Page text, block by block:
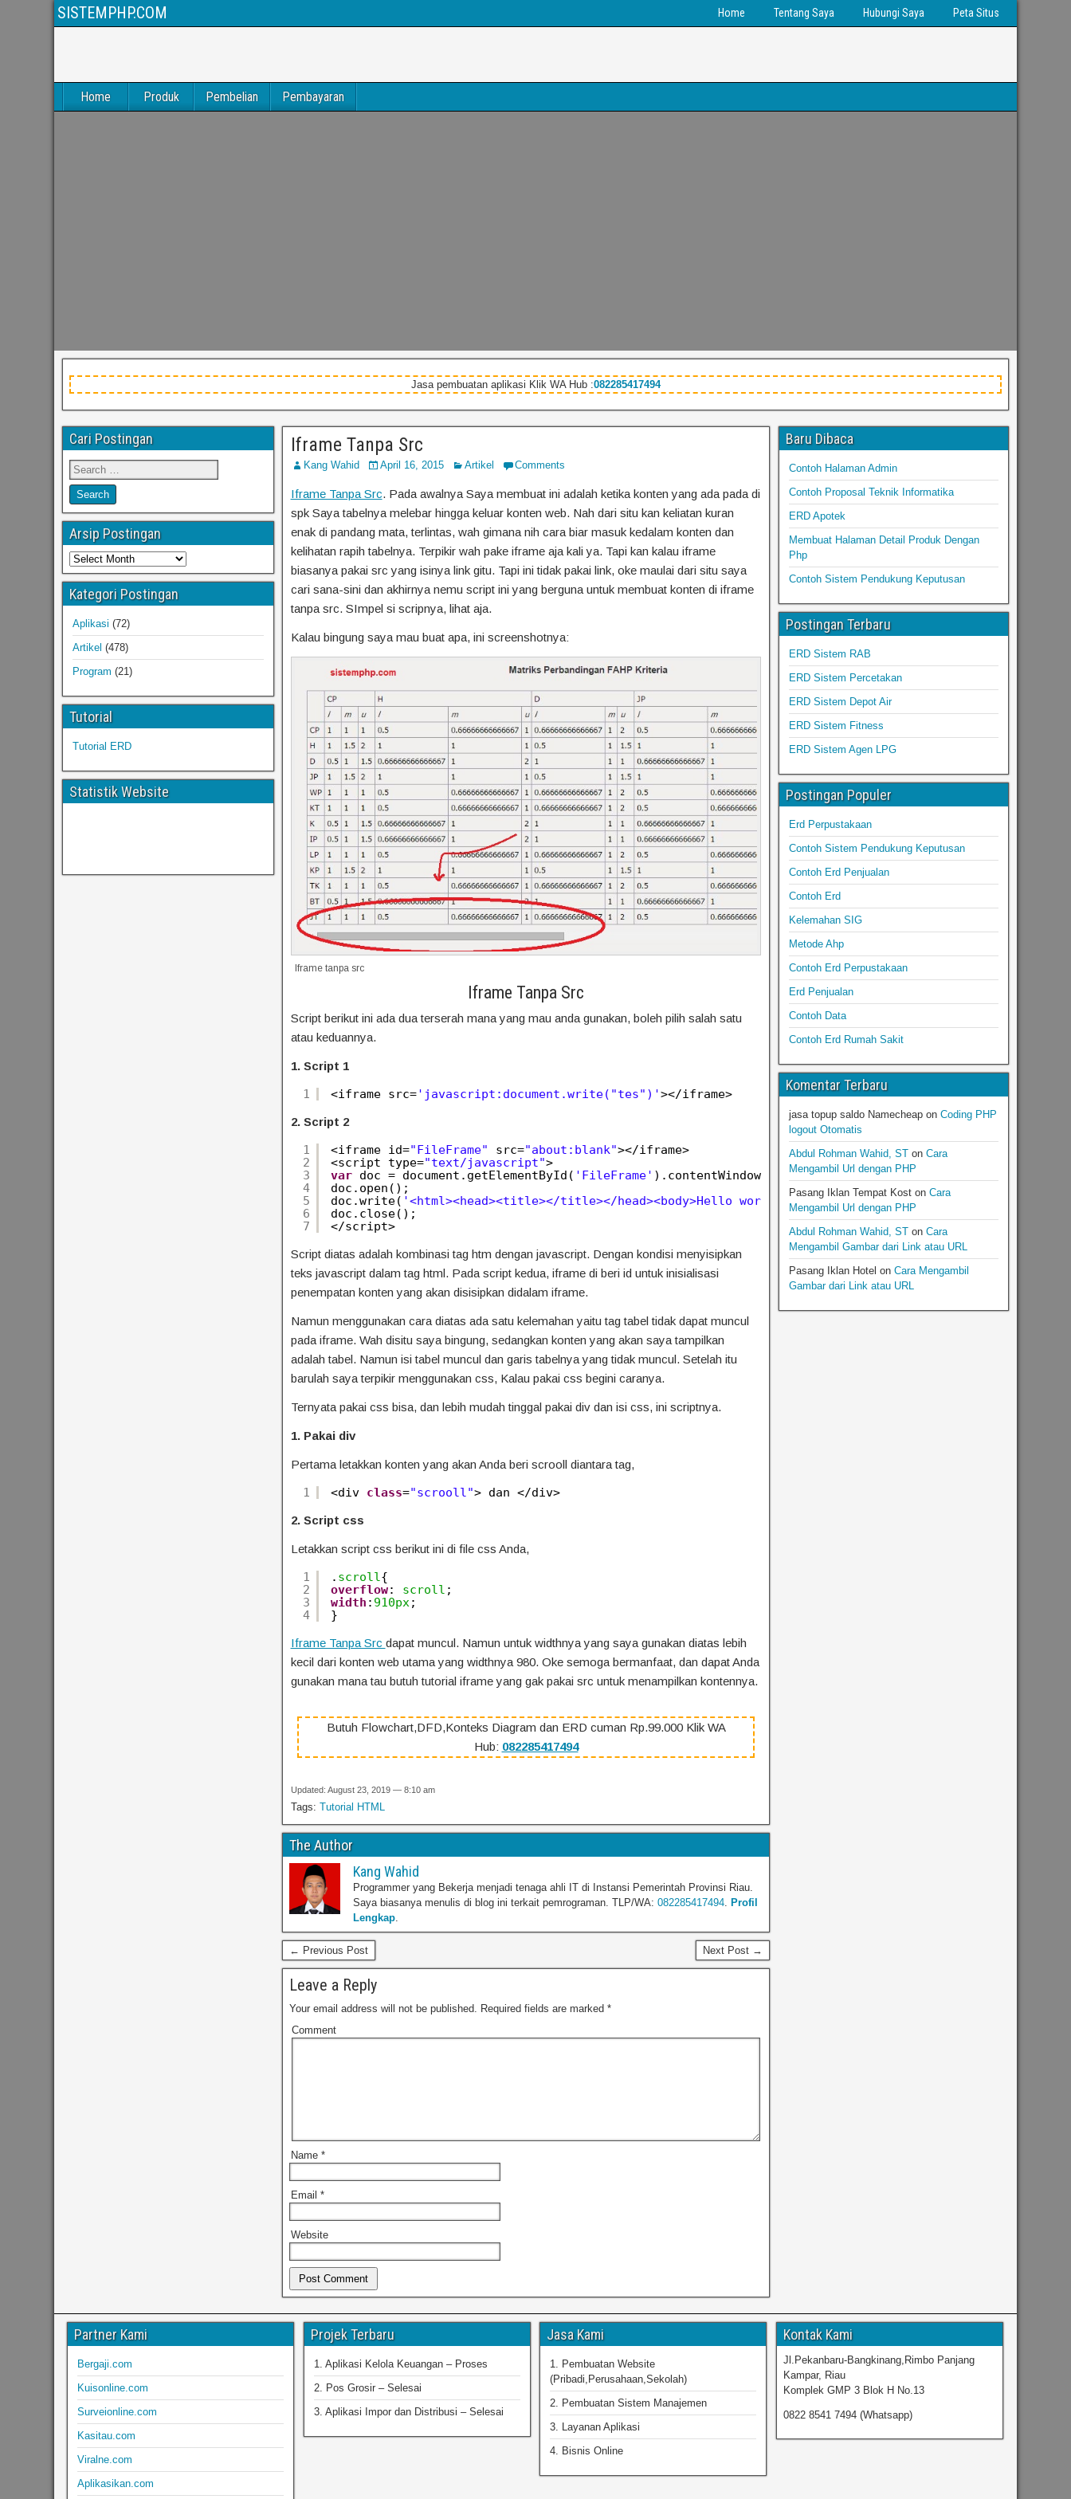
SISTEMPHP.COM Home Tentang Saya Hubungi Saya Peta Situs
Home Produk Pembelian Pembayaran
Jasa pembuatan aplikasi Klik WA Hub :082285417494
Iframe Tanpa Src
Kang Wahid April 16, 2015 Artikel Comments
Iframe Tanpa Src. Pada awalnya Saya membuat ini adalah ketika konten yang ada pada di
spk Saya tabelnya melebar hingga keluar konten web. Nah dari situ kan keliatan kuran
enak di pandang mata, terlintas, wah gimana nih cara biar masuk kedalam konten dan
kelihatan rapih tabelnya. Terpikir wah pake iframe aja kali ya. Tapi kan kalau iframe
biasanya pakai src yang isinya link gitu. Tapi ini tidak pakai link, oke maulai dari situ saya
cari sana-sini dan akhirnya nemu script ini yang berguna untuk membuat konten di iframe
tanpa src. SImpel si scripnya, lihat aja.
Kalau bingung saya mau buat apa, ini screenshotnya:
Iframe tanpa src
Iframe Tanpa Src
Script berikut ini ada dua terserah mana yang mau anda gunakan, boleh pilih salah satu
atau keduannya.
1. Script 1
1 <iframe src='javascript:document.write("tes")'></iframe>
2. Script 2
1
2
3
4
5
6
7
<iframe id="FileFrame" src="about:blank"></iframe>
<script type="text/javascript">
var doc = document.getElementById( 'FileFrame' ).contentWindow.document;
doc.open();
doc.write( '<html><head><title></title></head><body>Hello world.</body></html>' );
doc.close();
</script>
Script diatas adalah kombinasi tag htm dengan javascript. Dengan kondisi menyisipkan
teks javascript dalam tag html. Pada script kedua, iframe di beri id untuk inisialisasi
penempatan konten yang akan disisipkan didalam iframe.
Namun menggunakan cara diatas ada satu kelemahan yaitu tag tabel tidak dapat muncul
pada iframe. Wah disitu saya bingung, sedangkan konten yang akan saya tampilkan
adalah tabel. Namun isi tabel muncul dan garis tabelnya yang tidak muncul. Setelah itu
barulah saya terpikir menggunakan css, Kalau pakai css begini caranya.
Ternyata pakai css bisa, dan lebih mudah tinggal pakai div dan isi css, ini scriptnya.
1. Pakai div
Pertama letakkan konten yang akan Anda beri scrooll diantara tag,
1 <div class="scrooll"> dan </div>
2. Script css
Letakkan script css berikut ini di file css Anda,
1
2
3
4
. scroll{
overflow: scroll ;
width : 910px;
}
Iframe Tanpa Src dapat muncul. Namun untuk widthnya yang saya gunakan diatas lebih
kecil dari konten web utama yang widthnya 980. Oke semoga bermanfaat, dan dapat Anda
gunakan mana tau butuh tutorial iframe yang gak pakai src untuk menampilkan kontennya.
Butuh Flowchart,DFD,Konteks Diagram dan ERD cuman Rp.99.000 Klik WA
Hub: 082285417494
Updated: August 23, 2019 — 8:10 am
Tags: Tutorial HTML
The Author
Kang Wahid
Programmer yang Bekerja menjadi tenaga ahli IT di Instansi Pemerintah Provinsi Riau.
Saya biasanya menulis di blog ini terkait pemrograman. TLP/WA: 082285417494. Profil
Lengkap.
← Previous Post Next Post →
Leave a Reply
Your email address will not be published. Required fields are marked *
Comment
Name *
Email *
Website
Cari Postingan
Arsip Postingan
Kategori Postingan
Aplikasi (72)
Artikel (478)
Program (21)
Tutorial
Tutorial ERD
Statistik Website
Baru Dibaca
Contoh Halaman Admin
Contoh Proposal Teknik Informatika
ERD Apotek
Membuat Halaman Detail Produk Dengan
Php
Contoh Sistem Pendukung Keputusan
Postingan Terbaru
ERD Sistem RAB
ERD Sistem Percetakan
ERD Sistem Depot Air
ERD Sistem Fitness
ERD Sistem Agen LPG
Postingan Populer
Erd Perpustakaan
Contoh Sistem Pendukung Keputusan
Contoh Erd Penjualan
Contoh Erd
Kelemahan SIG
Metode Ahp
Contoh Erd Perpustakaan
Erd Penjualan
Contoh Data
Contoh Erd Rumah Sakit
Komentar Terbaru
jasa topup saldo Namecheapon Coding PHP
logout Otomatis
Abdul Rohman Wahid, STon Cara
Mengambil Url dengan PHP
Pasang Iklan Tempat Koston Cara
Mengambil Url dengan PHP
Abdul Rohman Wahid, STon Cara
Mengambil Gambar dari Link atau URL
Pasang Iklan Hotel on Cara Mengambil
Gambar dari Link atau URL
Partner Kami
Bergaji.com
Kuisonline.com
Surveionline.com
Kasitau.com
Viralne.com
Aplikasikan.com
Projek Terbaru
1. Aplikasi Kelola Keuangan – Proses
2. Pos Grosir – Selesai
3. Aplikasi Impor dan Distribusi – Selesai
Jasa Kami
1. Pembuatan Website
(Pribadi,Perusahaan,Sekolah)
2. Pembuatan Sistem Manajemen
3. Layanan Aplikasi
4. Bisnis Online
Kontak Kami
Jl.Pekanbaru-Bangkinang,Rimbo Panjang
Kampar, Riau
Komplek GMP 3 Blok H No.13
0822 8541 7494 (Whatsapp)